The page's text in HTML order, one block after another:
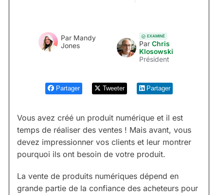
Par Mandy
Jones
EXAMINÉ
Par Chris
Klosowski
Président
Partager Tweeter Partager
Vous avez créé un produit numérique et il est
temps de réaliser des ventes ! Mais avant, vous
devez impressionner vos clients et leur montrer
pourquoi ils ont besoin de votre produit.
La vente de produits numériques dépend en
grande partie de la confiance des acheteurs pour